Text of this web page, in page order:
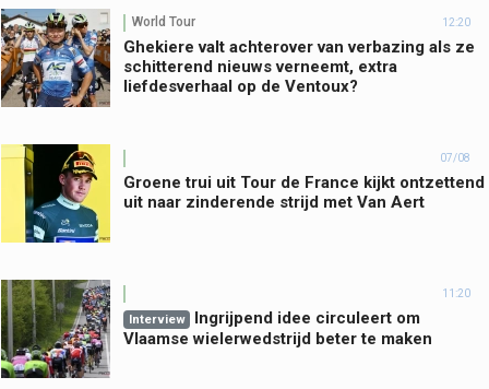
World Tour 12:20
Ghekiere valt achterover van verbazing als ze
schitterend nieuws verneemt, extra
liefdesverhaal op de Ventoux?
07/08
Groene trui uit Tour de France kijkt ontzettend
uit naar zinderende strijd met Van Aert
11:20
Interview
Ingrijpend idee circuleert om
Vlaamse wielerwedstrijd beter te maken